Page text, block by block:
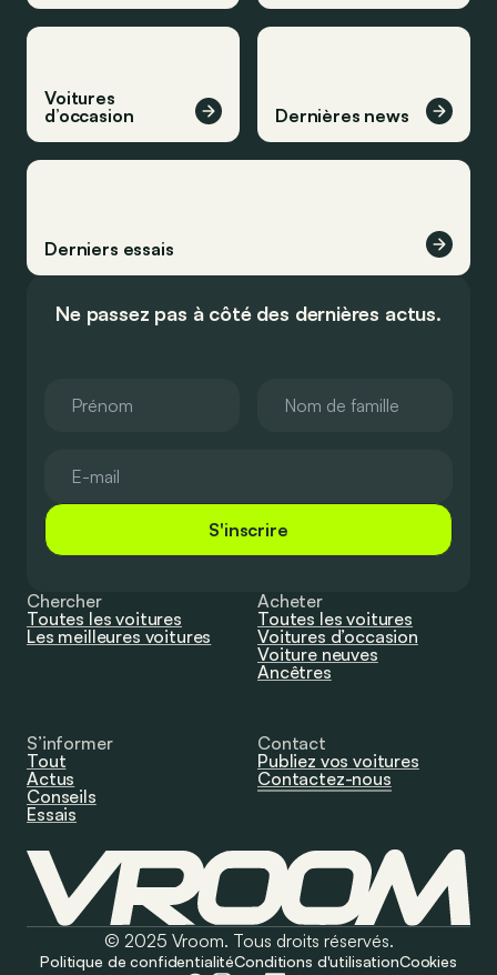
Voitures
d’occasion
Dernières news
Derniers essais
Ne passez pas à côté des dernières actus.
S'inscrire
Chercher
Toutes les voitures
Les meilleures voitures
Acheter
Toutes les voitures
Voitures d’occasion
Voiture neuves
Ancêtres
S’informer
Tout
Actus
Conseils
Essais
Contact
Publiez vos voitures
Contactez-nous
© 2025 Vroom. Tous droits réservés.
Politique de confidentialitéConditions d'utilisationCookies